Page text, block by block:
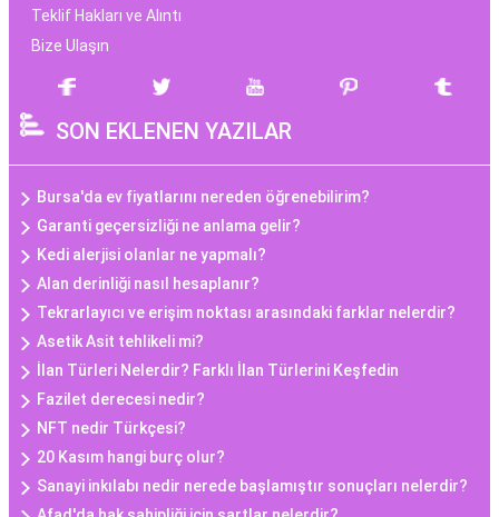
Teklif Hakları ve Alıntı
Bize Ulaşın
SON EKLENEN YAZILAR
Bursa'da ev fiyatlarını nereden öğrenebilirim?
Garanti geçersizliği ne anlama gelir?
Kedi alerjisi olanlar ne yapmalı?
Alan derinliği nasıl hesaplanır?
Tekrarlayıcı ve erişim noktası arasındaki farklar nelerdir?
Asetik Asit tehlikeli mi?
İlan Türleri Nelerdir? Farklı İlan Türlerini Keşfedin
Fazilet derecesi nedir?
NFT nedir Türkçesi?
20 Kasım hangi burç olur?
Sanayi inkılabı nedir nerede başlamıştır sonuçları nelerdir?